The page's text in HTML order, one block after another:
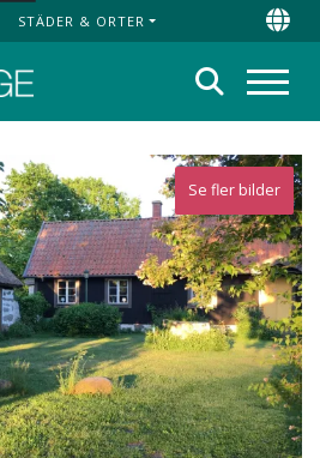
STÄDER & ORTER
Sök
Se fler bilder